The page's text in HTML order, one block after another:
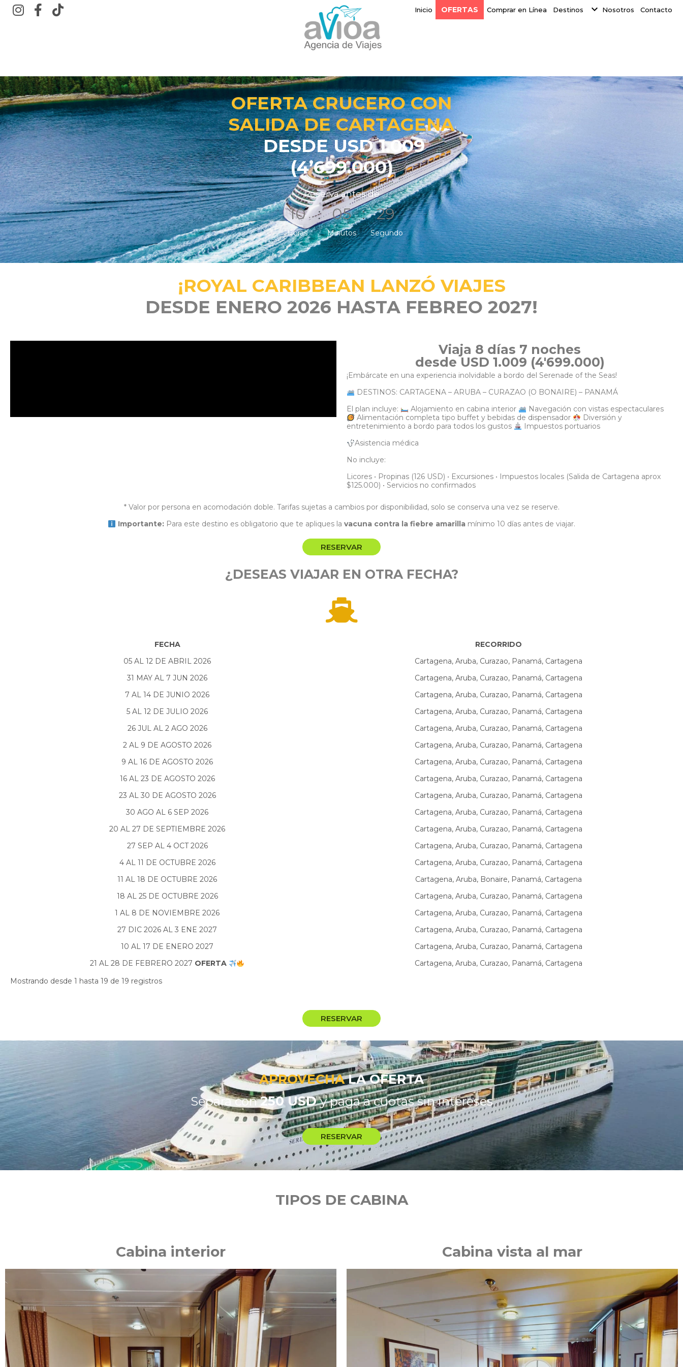
Inicio OFERTAS Comprar en Línea Destinos expand_more Nosotros Contacto
OFERTA CRUCERO CON
SALIDA DE CARTAGENA
DESDEUSD 1.009
(4’699.000)
Reserva antes de
10 :
Horas
05 :
Minutos
27
Segundo
¡ROYAL CARIBBEAN LANZÓ VIAJES
DESDE ENERO 2026 HASTA FEBREO 2027!
Viaja 8 días 7 noches
desde USD 1.009 (4'699.000)
¡Embárcate en una experiencia inolvidable a bordo del Serenade of the Seas!
DESTINOS: CARTAGENA – ARUBA – CURAZAO (O BONAIRE) – PANAMÁ
El plan incluye:
Alojamiento en cabina interior
Navegación con vistas espectaculares
Alimentación completa tipo buffet y bebidas de dispensador
Diversión y
entretenimiento a bordo para todos los gustos
Impuestos portuarios
Asistencia médica
No incluye:
Licores • Propinas (126 USD) • Excursiones • Impuestos locales (Salida de Cartagena aprox
$125.000) • Servicios no confirmados
* Valor por persona en acomodación doble. Tarifas sujetas a cambios por disponibilidad, solo se conserva una vez se reserve.
Importante:Para este destino es obligatorio que te apliques la vacuna contra la fiebre amarillamínimo 10 días antes de viajar.
RESERVAR
¿DESEAS VIAJAR EN OTRA FECHA?
FECHA
RECORRIDO
05 AL 12 DE ABRIL 2026
Cartagena, Aruba, Curazao, Panamá, Cartagena
31 MAY AL 7 JUN 2026
Cartagena, Aruba, Curazao, Panamá, Cartagena
7 AL 14 DE JUNIO 2026
Cartagena, Aruba, Curazao, Panamá, Cartagena
5 AL 12 DE JULIO 2026
Cartagena, Aruba, Curazao, Panamá, Cartagena
26 JUL AL 2 AGO 2026
Cartagena, Aruba, Curazao, Panamá, Cartagena
2 AL 9 DE AGOSTO 2026
Cartagena, Aruba, Curazao, Panamá, Cartagena
9 AL 16 DE AGOSTO 2026
Cartagena, Aruba, Curazao, Panamá, Cartagena
16 AL 23 DE AGOSTO 2026
Cartagena, Aruba, Curazao, Panamá, Cartagena
23 AL 30 DE AGOSTO 2026
Cartagena, Aruba, Curazao, Panamá, Cartagena
30 AGO AL 6 SEP 2026
Cartagena, Aruba, Curazao, Panamá, Cartagena
20 AL 27 DE SEPTIEMBRE 2026
Cartagena, Aruba, Curazao, Panamá, Cartagena
27 SEP AL 4 OCT 2026
Cartagena, Aruba, Curazao, Panamá, Cartagena
4 AL 11 DE OCTUBRE 2026
Cartagena, Aruba, Curazao, Panamá, Cartagena
11 AL 18 DE OCTUBRE 2026
Cartagena, Aruba, Bonaire, Panamá, Cartagena
18 AL 25 DE OCTUBRE 2026
Cartagena, Aruba, Curazao, Panamá, Cartagena
1 AL 8 DE NOVIEMBRE 2026
Cartagena, Aruba, Curazao, Panamá, Cartagena
27 DIC 2026 AL 3 ENE 2027
Cartagena, Aruba, Curazao, Panamá, Cartagena
10 AL 17 DE ENERO 2027
Cartagena, Aruba, Curazao, Panamá, Cartagena
21 AL 28 DE FEBRERO 2027 OFERTA
Cartagena, Aruba, Curazao, Panamá, Cartagena
Mostrando desde 1 hasta 19 de 19 registros
RESERVAR
APROVECHALA OFERTA
Separa con250 USDy paga a cuotas sin intereses
RESERVAR
TIPOS DE CABINA
Cabina interior Cabina vista al mar